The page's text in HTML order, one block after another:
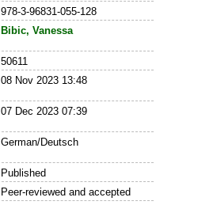
978-3-96831-055-128
Bibic, Vanessa
50611
08 Nov 2023 13:48
07 Dec 2023 07:39
German/Deutsch
Published
Peer-reviewed and accepted